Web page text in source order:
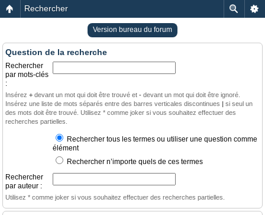
Rechercher
Version bureau du forum
Question de la recherche
Rechercher
par mots-clés
:
Insérez + devant un mot qui doit être trouvé et - devant un mot qui doit être ignoré.
Insérez une liste de mots séparés entre des barres verticales discontinues | si seul un
des mots doit être trouvé. Utilisez * comme joker si vous souhaitez effectuer des
recherches partielles.
Rechercher tous les termes ou utiliser une question comme
élément
Rechercher n’importe quels de ces termes
Rechercher
par auteur :
Utilisez * comme joker si vous souhaitez effectuer des recherches partielles.